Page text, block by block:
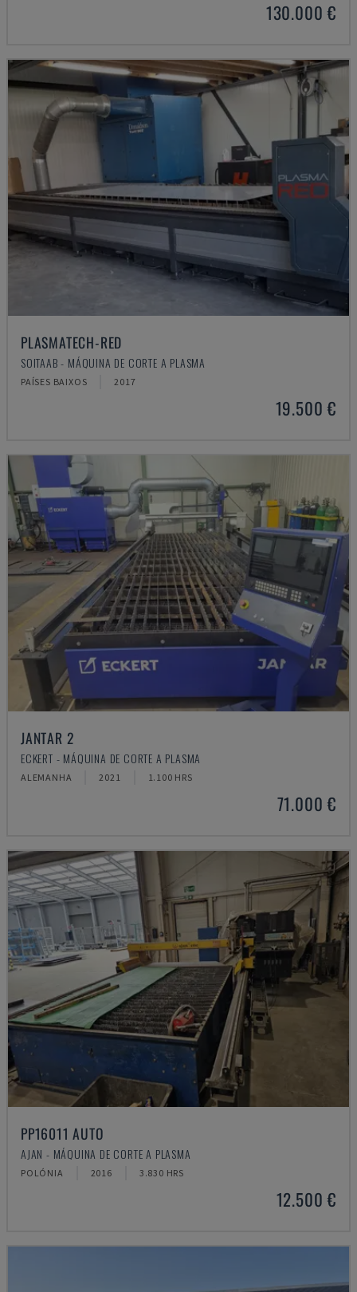
130.000 €
PLASMATECH-RED
SOITAAB - MÁQUINA DE CORTE A PLASMA
PAÍSES BAIXOS 2017
19.500 €
JANTAR 2
ECKERT - MÁQUINA DE CORTE A PLASMA
ALEMANHA 2021 1.100 HRS
71.000 €
PP16011 AUTO
AJAN - MÁQUINA DE CORTE A PLASMA
POLÓNIA 2016 3.830 HRS
12.500 €